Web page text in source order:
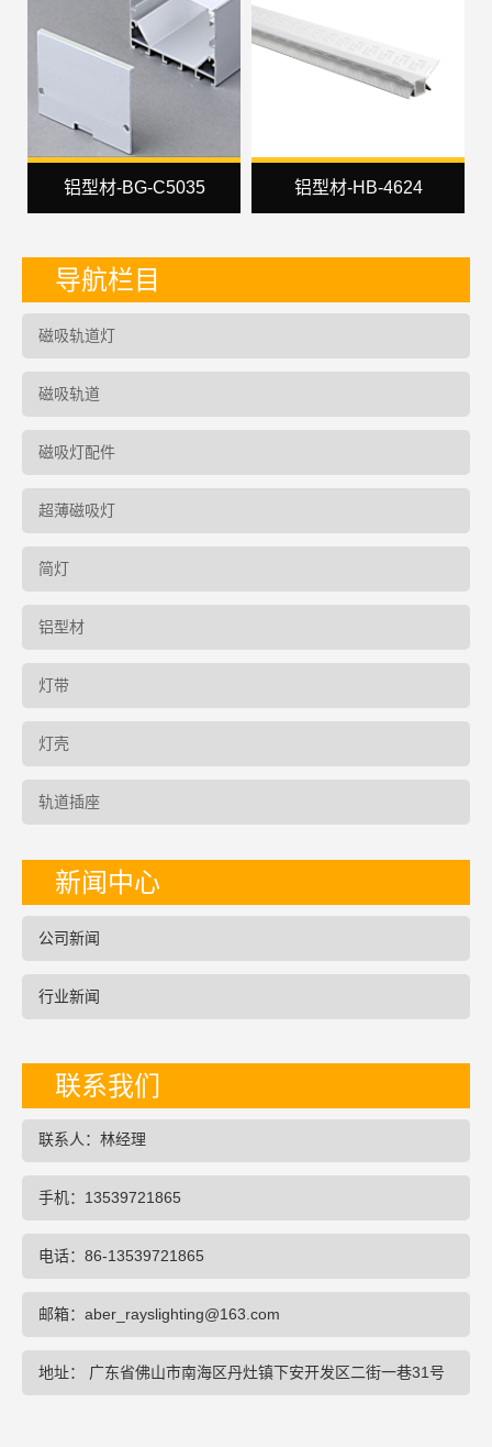
铝型材-BG-C5035 铝型材-HB-4624
导航栏目
磁吸轨道灯
磁吸轨道
磁吸灯配件
超薄磁吸灯
简灯
铝型材
灯带
灯壳
轨道插座
新闻中心
公司新闻
行业新闻
联系我们
联系人：林经理
手机：13539721865
电话：86-13539721865
邮箱：aber_rayslighting@163.com
地址： 广东省佛山市南海区丹灶镇下安开发区二街一巷31号